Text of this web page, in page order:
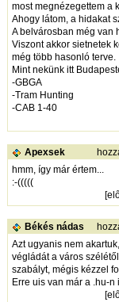
most megnézegettem a
Ahogy látom, a hidakat
A belvárosban még van
Viszont akkor sietnetek
még több hasonló terve.
Mint nekünk itt
-GBGA
-Tram Hunting
-CAB 1-40
Apexsek
hmm, így már értem...
:-(((((
[
Békés nádas
Azt ugyanis nem
végládát a város
szabályt, mégis kézzel
Erre uis van már a .hu-
[